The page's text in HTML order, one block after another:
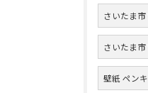
さいたま
さいたま
壁紙 ペン